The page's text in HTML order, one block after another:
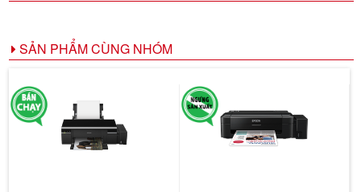
SẢN PHẨM CÙNG NHÓM